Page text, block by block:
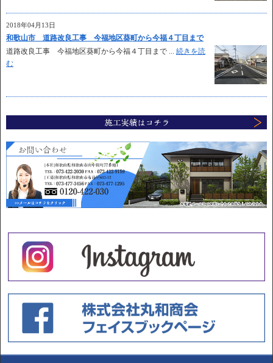
2018年04月13日
和歌山市 道路改良工事 今福地区葵町から今福４丁目まで
道路改良工事 今福地区葵町から今福４丁目まで ... 続きを読
む